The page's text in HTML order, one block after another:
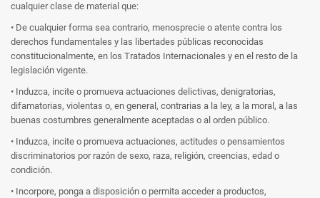
cualquier clase de material que:
• De cualquier forma sea contrario, menosprecie o atente contra los
derechos fundamentales y las libertades públicas reconocidas
constitucionalmente, en los Tratados Internacionales y en el resto de la
legislación vigente.
• Induzca, incite o promueva actuaciones delictivas, denigratorias,
difamatorias, violentas o, en general, contrarias a la ley, a la moral, a las
buenas costumbres generalmente aceptadas o al orden público.
• Induzca, incite o promueva actuaciones, actitudes o pensamientos
discriminatorios por razón de sexo, raza, religión, creencias, edad o
condición.
• Incorpore, ponga a disposición o permita acceder a productos,